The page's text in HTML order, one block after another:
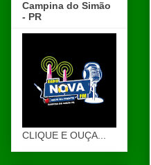
Campina do Simão
- PR
CLIQUE E OUÇA...